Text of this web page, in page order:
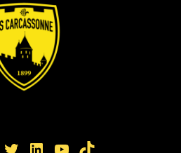
Twitter LinkedIn YouTube TikTok